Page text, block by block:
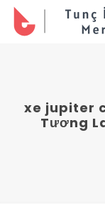
xe jupiter
Tương